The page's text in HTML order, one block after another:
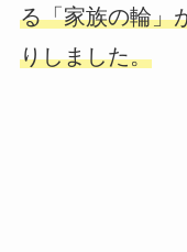
る「家族の輪」
りしました。